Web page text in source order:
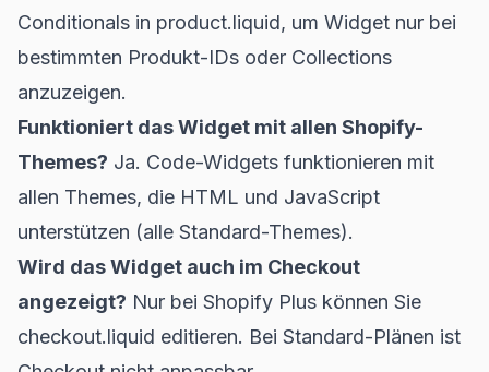
Conditionals in product.liquid, um Widget nur bei
bestimmten Produkt-IDs oder Collections
anzuzeigen.
Funktioniert das Widget mit allen Shopify-
Themes? Ja. Code-Widgets funktionieren mit
allen Themes, die HTML und JavaScript
unterstützen (alle Standard-Themes).
Wird das Widget auch im Checkout
angezeigt? Nur bei Shopify Plus können Sie
checkout.liquid editieren. Bei Standard-Plänen ist